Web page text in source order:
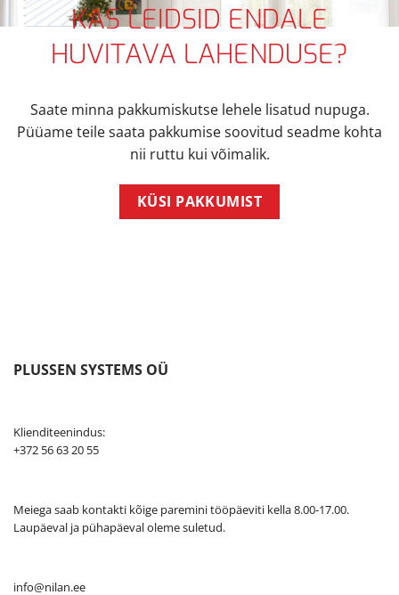
KAS LEIDSID ENDALE
HUVITAVA LAHENDUSE?
Saate minna pakkumiskutse lehele lisatud nupuga.
Püüame teile saata pakkumise soovitud seadme kohta
nii ruttu kui võimalik.
KÜSI PAKKUMIST
PLUSSEN SYSTEMS OÜ
Klienditeenindus:
+372 56 63 20 55
Meiega saab kontakti kõige paremini tööpäeviti kella 8.00-17.00.
Laupäeval ja pühapäeval oleme suletud.
info@nilan.ee